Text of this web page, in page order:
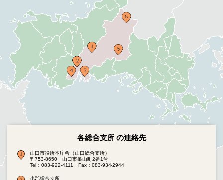
各総合支所 の連絡先
山口市役所本庁舎（山口総合支所）
〒753-8650 山口市亀山町2番1号
Tel：083-922-4111
Fax：083-934-2944
小郡総合支所